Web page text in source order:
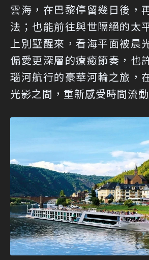
雲海，在巴黎停留幾日後，
法；也能前往與世隔絕的太
上別墅醒來，看海平面被晨
偏愛更深層的療癒節奏，也
瑙河航行的豪華河輪之旅，
光影之間，重新感受時間流